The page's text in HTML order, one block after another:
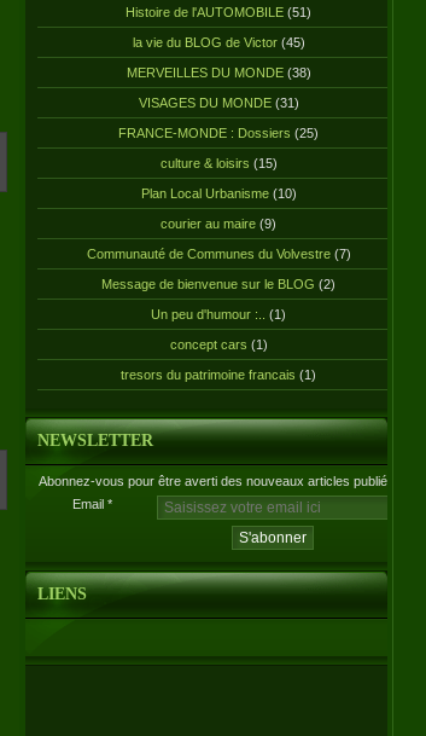
Histoire de l'AUTOMOBILE (51)
la vie du BLOG de Victor(45)
MERVEILLES DU MONDE(38)
VISAGES DU MONDE(31)
FRANCE-MONDE : Dossiers (25)
culture & loisirs (15)
Plan Local Urbanisme(10)
courier au maire (9)
Communauté de Communes du Volvestre(7)
Message de bienvenue sur le BLOG (2)
Un peu d'humour :.. (1)
concept cars (1)
tresors du patrimoine francais (1)
NEWSLETTER
Abonnez-vous pour être averti des nouveaux articles publiés.
Email
LIENS